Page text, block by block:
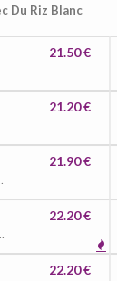
Du Riz Blanc
21.50 €
21.20 €
Amande
21.90 €
Jus De Citron
22.20 €
22.20 €